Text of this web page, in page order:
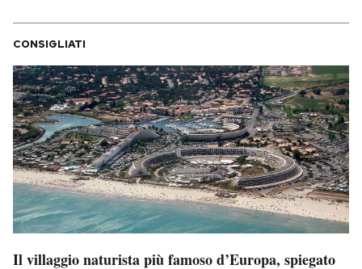
CONSIGLIATI
Il villaggio naturista più famoso d’Europa, spiegato